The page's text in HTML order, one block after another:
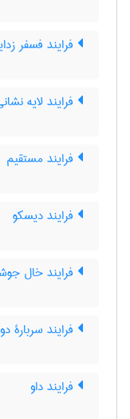
فرایند فسفر
فرایند لایه
فرایند مستقیم
فرایند دیسکو
فرایند خال
فرایند سربارۀ
فرایند داو